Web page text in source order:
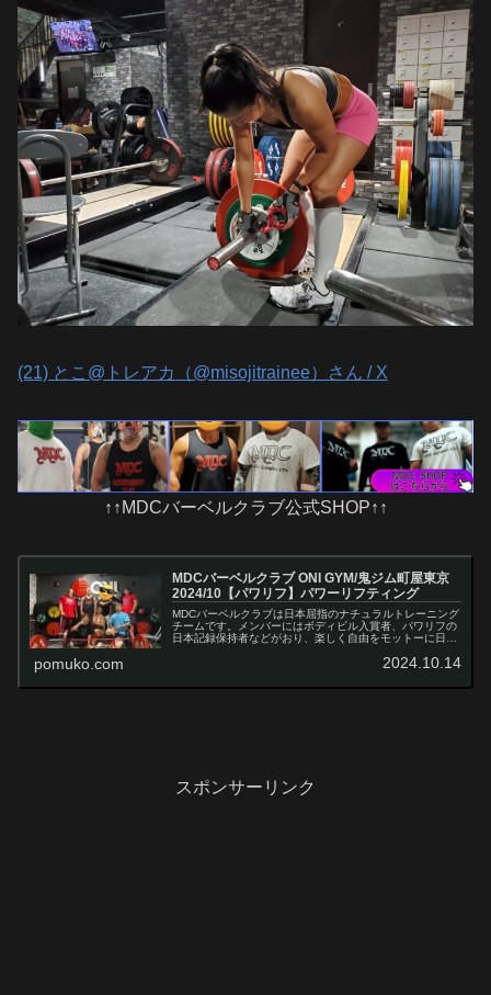
(21) とこ@トレアカ（@misojitrainee）さん / X
↑↑MDCバーベルクラブ公式SHOP↑↑
MDCバーベルクラブ ONI GYM/鬼ジム町屋東京
2024/10【パワリフ】パワーリフティング
MDCバーベルクラブは日本屈指のナチュラルトレーニング
チームです。メンバーにはボディビル入賞者、パワリフの
日本記録保持者などがおり、楽しく自由をモットーに日々
pomuko.com 2024.10.14
スポンサーリンク